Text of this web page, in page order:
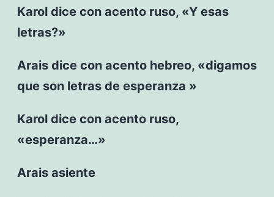
Karol dice con acento ruso, «Y esas
letras?»
Arais dice con acento hebreo, «digamos
que son letras de esperanza »
Karol dice con acento ruso,
«esperanza…»
Arais asiente